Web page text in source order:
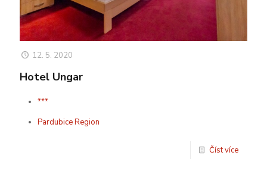
12. 5. 2020
Hotel Ungar
***
Pardubice Region
Číst více